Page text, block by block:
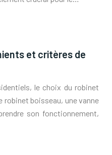
et critères de
le choix du robinet
robinet boisseau, une vanne
son fonctionnement,